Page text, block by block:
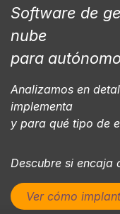
Software de
nube
para
Analizamos en
implementa
y para qué tipo de
Descubre si encaja
Ver cómo